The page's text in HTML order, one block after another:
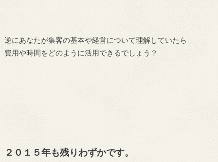
逆にあなたが集客の基本や経営について理解していたら
費用や時間をどのように活用できるでしょう？
２０１５年も残りわずかです。